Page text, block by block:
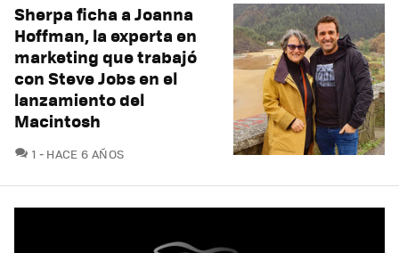
Sherpa ficha a Joanna
Hoffman, la experta en
marketing que trabajó
con Steve Jobs en el
lanzamiento del
Macintosh
1 COMENTARIOS
HACE 6 AÑOS